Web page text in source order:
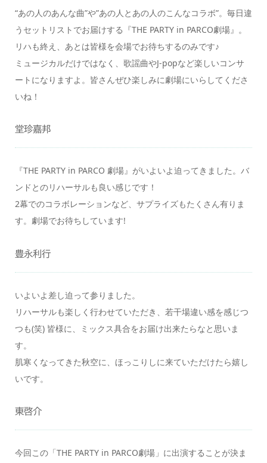
“あの人のあんな曲”や”あの人とあの人のこんなコラボ”。毎日違
うセットリストでお届けする『THE PARTY in PARCO劇場』。
リハも終え、あとは皆様を会場でお待ちするのみです♪
ミュージカルだけではなく、歌謡曲やJ-popなど楽しいコンサ
ートになりますよ。皆さんぜひ楽しみに劇場にいらしてくださ
いね！
堂珍嘉邦
『THE PARTY in PARCO 劇場』がいよいよ迫ってきました。バ
ンドとのリハーサルも良い感じです！
2幕でのコラボレーションなど、サプライズもたくさん有りま
す。劇場でお待ちしています!
豊永利行
いよいよ差し迫って参りました。
リハーサルも楽しく行わせていただき、若干場違い感を感じつ
つも(笑) 皆様に、ミックス具合をお届け出来たらなと思いま
す。
肌寒くなってきた秋空に、ほっこりしに来ていただけたら嬉し
いです。
東啓介
今回この「THE PARTY in PARCO劇場」に出演することが決ま